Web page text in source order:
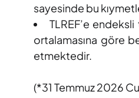
sayesinde bu
TLREF’e
ortalamasına göre
etmektedir.
(*31 Temmuz 2026